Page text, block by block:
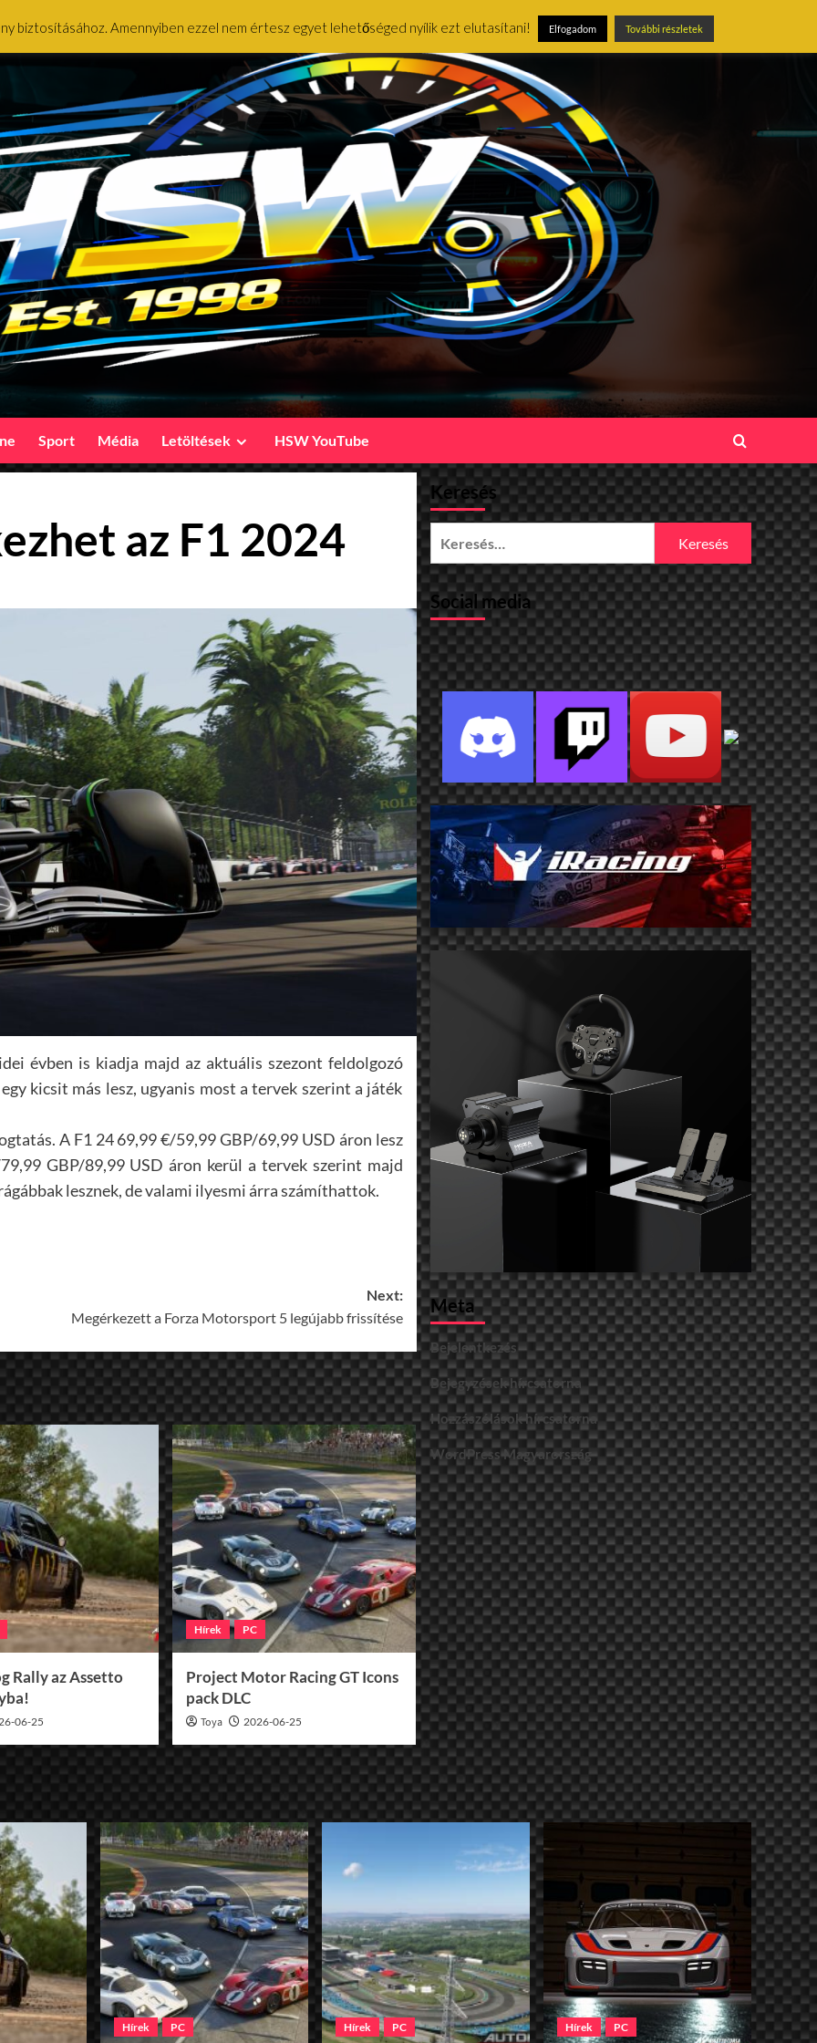
Sport Média Letöltések HSW YouTube
az F1 2024
évben is kiadja majd az aktuális szezont feldolgozó
kicsit más lesz, ugyanis most a tervek szerint a játék
A F1 2469,99 €/59,99 GBP/69,99 USD áron lesz
GBP/89,99 USD áron kerül a tervek szerint majd
lesznek, de valami ilyesmi árra számíthattok.
Next:
Megérkezett a Forza Motorsport 5 legújabb frissítése
Rally az Assetto
06-25
Hírek PC
Project Motor Racing GT Icons
pack DLC
Toya 2026-06-25
Keresés
Keresés:
Social media
Meta
Bejelentkezés
Bejegyzések hírcsatorna
Hozzászólások hírcsatorna
WordPress Magyarország
Hírek PC Hírek PC Hírek PC
biztosításához. Amennyiben ezzel nem értesz egyet lehetőséged nyílik ezt elutasítani! Elfogadom További részletek